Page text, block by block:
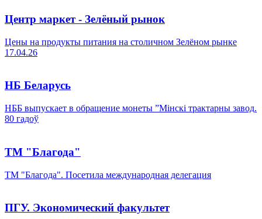
Центр маркет - Зелёный рынок
Цены на продукты питания на столичном Зелёном рынке
17.04.26
НБ Беларусь
НББ выпускает в обращение монеты ”Мінскі трактарны завод.
80 гадоў
ТМ "Благода"
ТМ "Благода". Посетила международная делегация
ПГУ. Экономический факультет